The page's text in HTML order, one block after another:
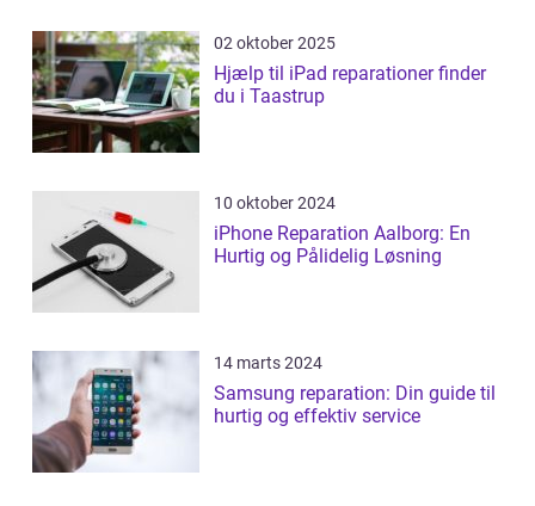
02 oktober 2025
Hjælp til iPad reparationer finder
du i Taastrup
10 oktober 2024
iPhone Reparation Aalborg: En
Hurtig og Pålidelig Løsning
14 marts 2024
Samsung reparation: Din guide til
hurtig og effektiv service